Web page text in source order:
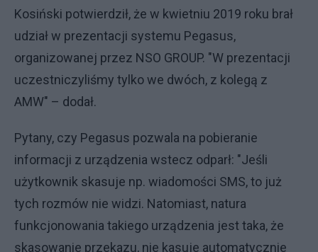
Kosiński potwierdził, że w kwietniu 2019 roku brał
udział w prezentacji systemu Pegasus,
organizowanej przez NSO GROUP. "W prezentacji
uczestniczyliśmy tylko we dwóch, z kolegą z
AMW" – dodał.
Pytany, czy Pegasus pozwala na pobieranie
informacji z urządzenia wstecz odparł: "Jeśli
użytkownik skasuje np. wiadomości SMS, to już
tych rozmów nie widzi. Natomiast, natura
funkcjonowania takiego urządzenia jest taka, że
skasowanie przekazu, nie kasuje automatycznie